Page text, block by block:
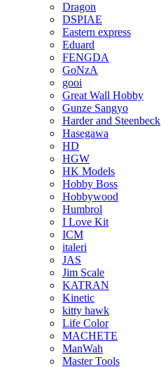
Dragon
DSPIAE
Eastern express
Eduard
FENGDA
GoNzA
gooi
Great Wall Hobby
Gunze Sangyo
Harder and Steenbeck
Hasegawa
HD
HGW
HK Models
Hobby Boss
Hobbywood
Humbrol
I Love Kit
ICM
italeri
JAS
Jim Scale
KATRAN
Kinetic
kitty hawk
Life Color
MACHETE
ManWah
Master Tools